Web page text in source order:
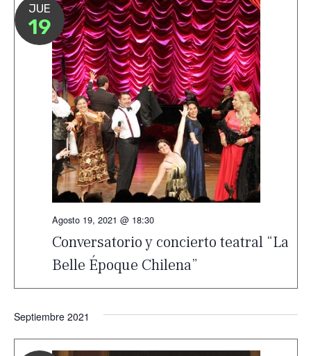
JUE
19
Conversatorio y concierto teatral “La
Belle Époque Chilena”
Agosto 19, 2021 @ 18:30
Septiembre 2021